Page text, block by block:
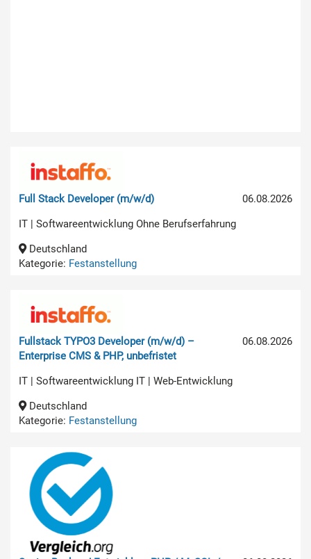
06.08.2026
Full Stack Developer (m/w/d)
IT | Softwareentwicklung Ohne Berufserfahrung
Deutschland
Kategorie: Festanstellung
06.08.2026
Fullstack TYPO3 Developer (m/w/d) –
Enterprise CMS & PHP, unbefristet
IT | Softwareentwicklung IT | Web-Entwicklung
Deutschland
Kategorie: Festanstellung